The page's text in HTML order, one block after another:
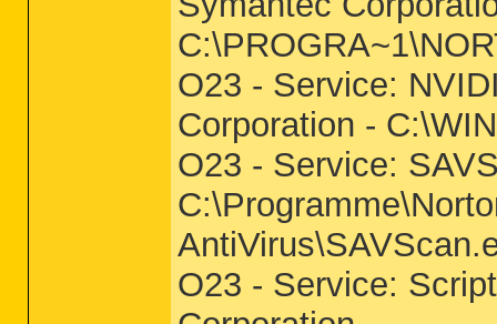
O23 - Service:
Corporation -
O23 - Service:
O23 - Service: